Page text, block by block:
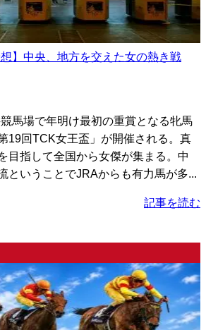
】中央、地方を交えた女の熱き戦
馬場で年明け最初の重賞となる牝馬
19回TCK女王盃」が開催される。真
目指して全国から女傑が集まる。中
ということでJRAからも有力馬が多...
記事を読む